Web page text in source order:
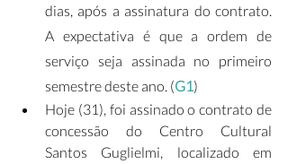
dias, após a assinatura do contrato.
A expectativa é que a ordem de
serviço seja assinada no primeiro
semestre deste ano. (G1)
Hoje (31), foi assinado o contrato de
concessão do Centro Cultural
Santos Guglielmi, localizado em